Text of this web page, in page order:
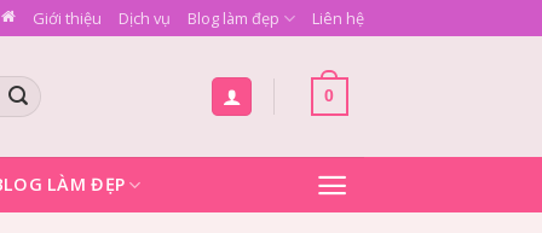
Giới thiệu Dịch vụ Blog làm đẹp Liên hệ
0
LÀM ĐẸP